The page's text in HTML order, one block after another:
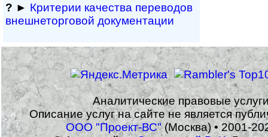
? ► Критерии качества переводов
внешне­тор­го­вой документации
Аналитические правовые
Описание услуг на сайте не является
ООО "Проект-ВС"(Москва) • 2001-